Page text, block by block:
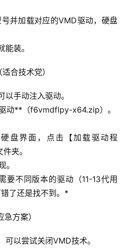
并加载对应的VMD驱动，硬盘
装。
合技术党）
手动注入驱动。
动**（f6vmdflpy-x64.zip）。
盘界面，点击【加载驱动程
夹。
。
要不同版本的驱动（11-13代用
了还是找不到。*
方案）
以尝试关闭VMD技术。